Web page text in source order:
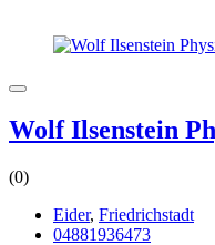
Wolf Ilsenstein
(0)
Eider, Friedrichstadt
04881936473